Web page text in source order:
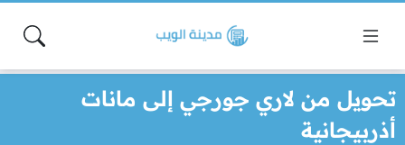
تحويل من لاري جورجي إلى مانات
أذربيجانية